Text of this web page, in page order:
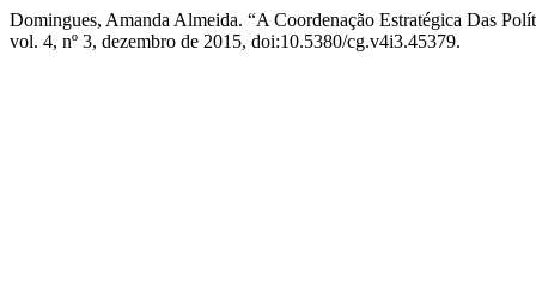
Domingues, Amanda Almeida. “A Coordenação Estratégica Das
vol. 4, nº 3, dezembro de 2015, doi:10.5380/cg.v4i3.45379.